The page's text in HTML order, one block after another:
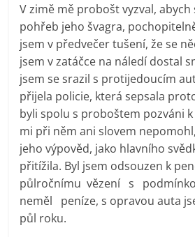
V zimě mě probošt vyzval, abych
pohřeb jeho švagra,
jsem v předvečer tušení, že se
jsem v zatáčce na náledí dostal
jsem se srazil s protijedoucím
přijela policie, která sepsala
byli spolu s proboštem pozváni
mi při něm ani slovem
jeho výpověd, jako hlavního
přitížila. Byl jsem odsouzen k
půlročnímu vězení s
neměl peníze, s opravou auta
půl roku.